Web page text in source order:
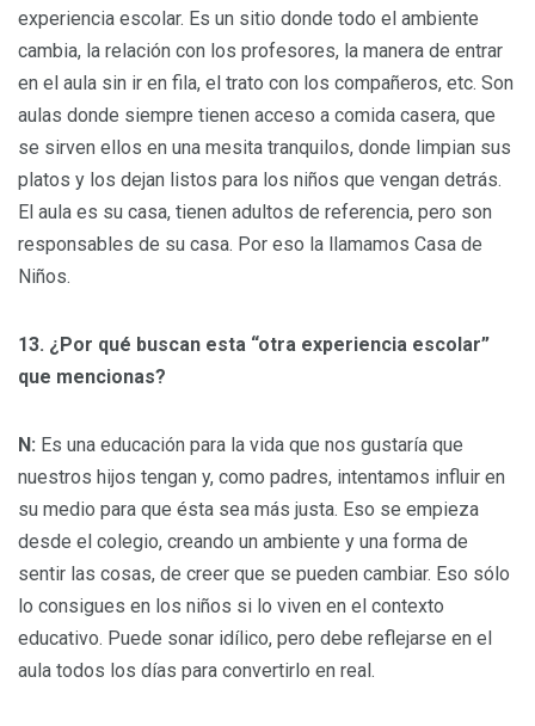
experiencia escolar. Es un sitio donde todo el ambiente
cambia, la relación con los profesores, la manera de entrar
en el aula sin ir en fila, el trato con los compañeros, etc. Son
aulas donde siempre tienen acceso a comida casera, que
se sirven ellos en una mesita tranquilos, donde limpian sus
platos y los dejan listos para los niños que vengan detrás.
El aula es su casa, tienen adultos de referencia, pero son
responsables de su casa. Por eso la llamamos Casa de
Niños.
13. ¿Por qué buscan esta “otra experiencia escolar”
que mencionas?
N: Es una educación para la vida que nos gustaría que
nuestros hijos tengan y, como padres, intentamos influir en
su medio para que ésta sea más justa. Eso se empieza
desde el colegio, creando un ambiente y una forma de
sentir las cosas, de creer que se pueden cambiar. Eso sólo
lo consigues en los niños si lo viven en el contexto
educativo. Puede sonar idílico, pero debe reflejarse en el
aula todos los días para convertirlo en real.